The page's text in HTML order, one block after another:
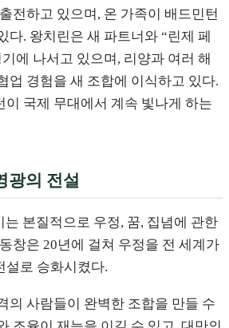
전하고 있으며, 온 가족이 배드민턴
다. 왕치린은 새 파트너와 “린제 페
에 나서고 있으며, 리양과 여러 해
업 경험을 새 조합에 이식하고 있다.
이 국제 무대에서 계속 빛나게 하는
광의 전설
는 본질적으로 우정, 꿈, 집념에 관한
창은 20년에 걸쳐 우정을 전 세계가
설로 승화시켰다.
의 사람들이 완벽한 조합을 만들 수